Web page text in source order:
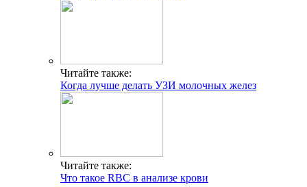
Читайте также:
Когда лучше делать УЗИ молочных желез
Читайте также:
Что такое RBC в анализе крови